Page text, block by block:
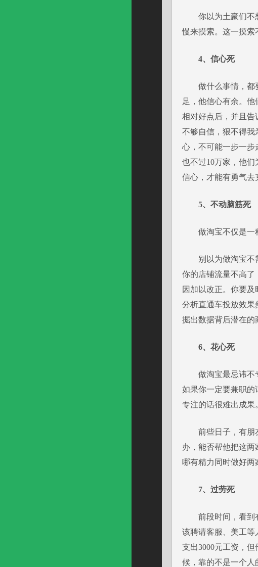
你以为土豪们不想
慢来摸索。这一摸索
4、信心死
做什么事情，都要
足，他信心有余。
相对好点后，并且告
不够自信，狠不得我
心，不可能一步一步
也不过10万家，他
信心，才能有勇气去
5、不动脑筋死
做淘宝不仅是一种
别以为做淘宝不需
你的店铺流量不高了
因加以改正。你要
分析直通车投放效果
掘出数据背后潜在的
6、花心死
做淘宝最忌讳不专
如果你一定要兼职的
专注的话很难出成果
前些日子，有朋友
办，能否帮他把这两
哪有精力同时做好
7、过劳死
前段时间，看到有
该聘请客服、美工等
支出3000元工资，
候，靠的不是一个人